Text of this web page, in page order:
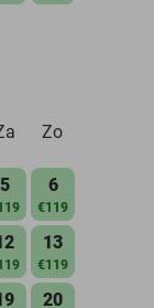
Zo
5 6
€119
13
€119
20